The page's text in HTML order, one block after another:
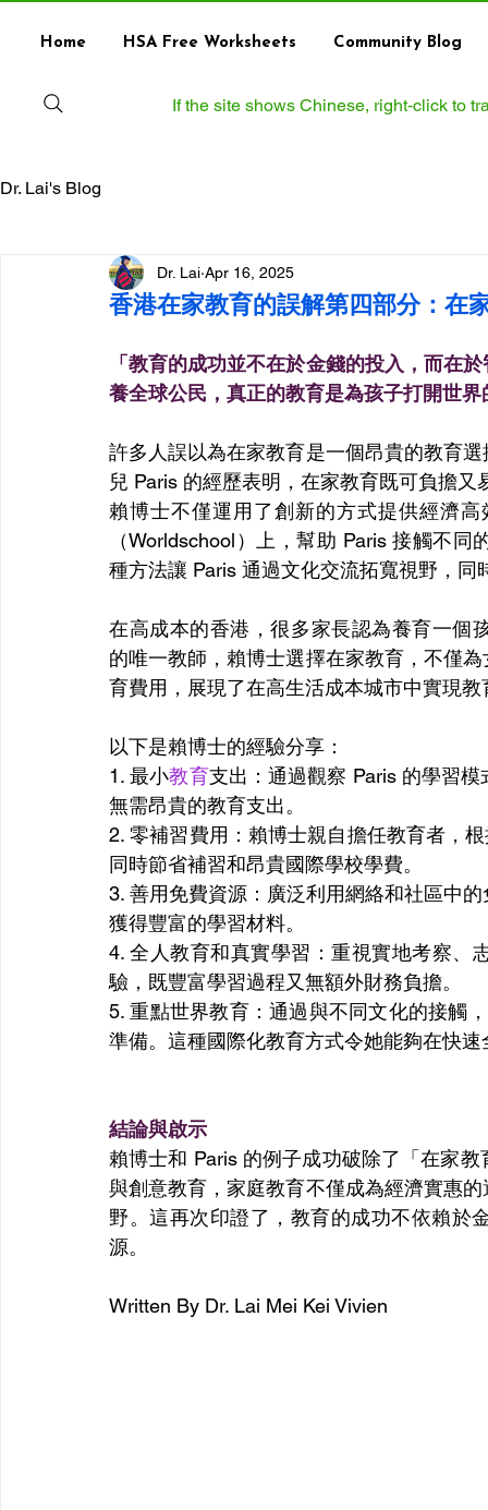
Home HSA Free Worksheets Community Blog
If the site shows Chinese, right‑click to
Dr. Lai's Blog
香港在家教育的誤解第四部分：在
Dr. Lai Apr 16, 2025
「教育的成功並不在於金錢的投入，而在
養全球公民，真正的教育是為孩子打開世
許多人誤以為在家教育是一個昂貴的教育
兒 Paris 的經歷表明，在家教育既可負擔
賴博士不僅運用了創新的方式提供經濟
（Worldschool）上，幫助 Paris 接觸不
種方法讓 Paris 通過文化交流拓寬視野，
在高成本的香港，很多家長認為養育一個
的唯一教師，賴博士選擇在家教育，不僅
育費用，展現了在高生活成本城市中實現
以下是賴博士的經驗分享：
1. 最小教育支出：通過觀察 Paris 的學習
無需昂貴的教育支出。
2. 零補習費用：賴博士親自擔任教育者，
同時節省補習和昂貴國際學校學費。
3. 善用免費資源：廣泛利用網絡和社區中
獲得豐富的學習材料。
4. 全人教育和真實學習：重視實地考察、
驗，既豐富學習過程又無額外財務負擔。
5. 重點世界教育：通過與不同文化的接觸
準備。這種國際化教育方式令她能夠在快
結論與啟示
賴博士和 Paris 的例子成功破除了「在家
與創意教育，家庭教育不僅成為經濟實惠
野。這再次印證了，教育的成功不依賴於
源。
Written By Dr. Lai Mei Kei Vivien